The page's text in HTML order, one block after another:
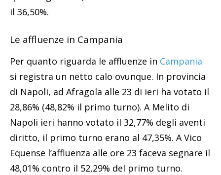
il 36,50%.
Le affluenze in Campania
Per quanto riguarda le affluenze in Campania
si registra un netto calo ovunque. In provincia
di Napoli, ad Afragola alle 23 di ieri ha votato il
28,86% (48,82% il primo turno). A Melito di
Napoli ieri hanno votato il 32,77% degli aventi
diritto, il primo turno erano al 47,35%. A Vico
Equense l’affluenza alle ore 23 faceva segnare il
48,01% contro il 52,29% del primo turno.